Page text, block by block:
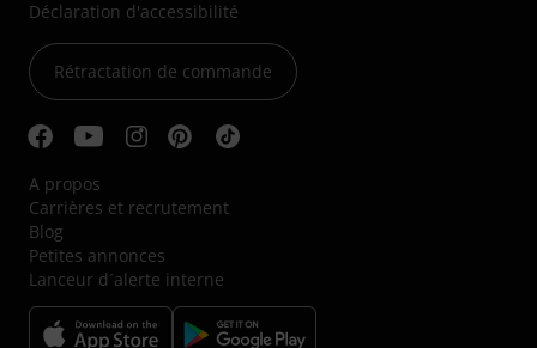
Déclaration d'accessibilité
Rétractation de commande
A propos
Carrières et recrutement
Blog
Petites annonces
Lanceur d´alerte interne